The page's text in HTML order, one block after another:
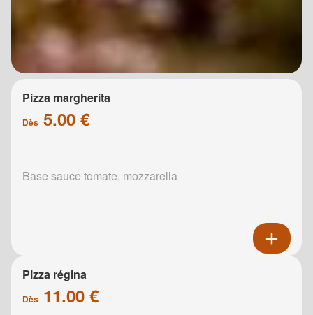
Pizza margherita
Dès 5.00 €
Base sauce tomate, mozzarella
Pizza régina
Dès 11.00 €